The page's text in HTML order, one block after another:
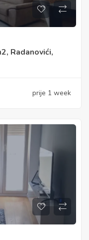
Radanovići,
prije 1 week